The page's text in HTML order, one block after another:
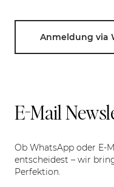
Anmeldung via
E-Mail
Ob WhatsApp oder E-
entscheidest – wir
Perfektion.